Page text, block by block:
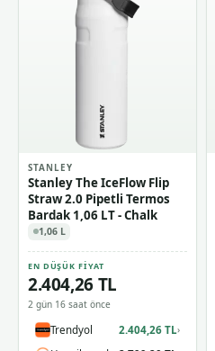
STANLEY
Stanley The IceFlow Flip
Straw 2.0 Pipetli Termos
Bardak 1,06 LT - Chalk
1,06 L
EN DÜŞÜK FIYAT
2.404,26 TL
2 gün 16 saat önce
Trendyol 2.404,26 TL›